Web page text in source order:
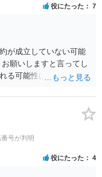
役にたった 7
が成立していない可能
願いしますと言ってし
る可能性はあります
ても、相手会社の実在
とりを一旦保留とし
、住所等）を手がかり
入手を試みてみる方法
のか、やりとりしてい
、登記登録の有無や登
法務局サイト https://w
号が判明
役にたった 4